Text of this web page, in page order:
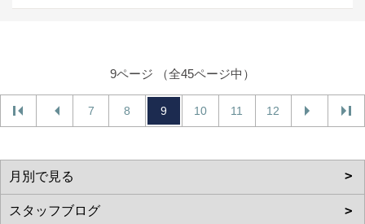
9ページ （全45ページ中）
7 8 9 10 11 12